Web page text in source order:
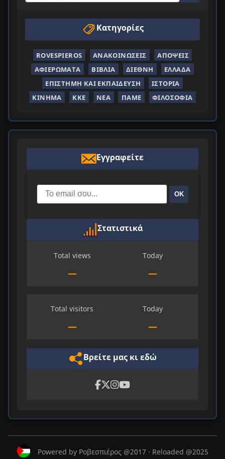
Κατηγορίες
ROVESPIEROS ΑΝΑΚΟΙΝΏΣΕΙΣ
ΑΠΌΨΕΙΣ
ΑΦΙΕΡΏΜΑΤΑ
ΒΙΒΛΊΑ ΔΙΕΘΝΉ
ΕΛΛΆΔΑ
ΕΠΙΣΤΉΜΗ ΚΑΙ ΕΚΠΑΊΔΕΥΣΗ
ΙΣΤΟΡΊΑ
ΚΊΝΗΜΑ
ΚΚΕ ΝΈΑ ΠΑΜΕ ΦΙΛΟΣΟΦΊΑ
Εγγραφείτε
ΟΚ
Στατιστικά
Total views
—
Today
—
Total visitors
—
Today
—
Βρείτε μας κι εδώ
Powered by Ροβεσπιέρος @2017 · Reloaded @2025